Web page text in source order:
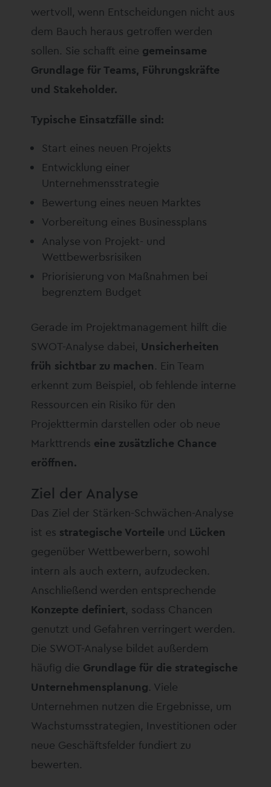
wertvoll, wenn Entscheidungen nicht aus
dem Bauch heraus getroffen werden
sollen. Sie schafft eine gemeinsame
Grundlage für Teams, Führungskräfte
und Stakeholder.
Typische Einsatzfälle sind:
Start eines neuen Projekts
Entwicklung einer
Unternehmensstrategie
Bewertung eines neuen Marktes
Vorbereitung eines Businessplans
Analyse von Projekt- und
Wettbewerbsrisiken
Priorisierung von Maßnahmen bei
begrenztem Budget
Gerade im Projektmanagement hilft die
SWOT-Analyse dabei, Unsicherheiten
früh sichtbar zu machen. Ein Team
erkennt zum Beispiel, ob fehlende interne
Ressourcen ein Risiko für den
Projekttermin darstellen oder ob neue
Markttrends eine zusätzliche Chance
eröffnen.
Ziel der Analyse
Das Ziel der Stärken-Schwächen-Analyse
ist es strategische Vorteile und Lücken
gegenüber Wettbewerbern, sowohl
intern als auch extern, aufzudecken.
Anschließend werden entsprechende
Konzepte definiert, sodass Chancen
genutzt und Gefahren verringert werden.
Die SWOT-Analyse bildet außerdem
häufig die Grundlage für die strategische
Unternehmensplanung. Viele
Unternehmen nutzen die Ergebnisse, um
Wachstumsstrategien, Investitionen oder
neue Geschäftsfelder fundiert zu
bewerten.